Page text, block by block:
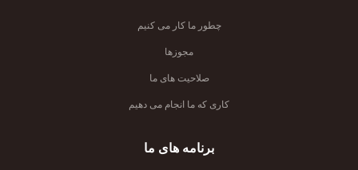
چطور ما کار می کنیم
مجوزها
صلاحیت های ما
کاری که ما انجام می دهیم
برنامه های ما